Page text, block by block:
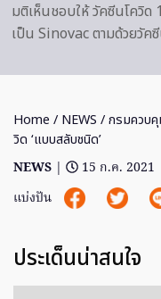
มติเห็นชอบให้ วัคซีนโควิ
เป็น Sinovac ตามด้วยวั
Home / NEWS / กรมควบคุ
วิด ‘แบบสลับชนิด’
NEWS |
15 ก.ค. 2021
แบ่งปัน
ประเด็นน่าสนใจ